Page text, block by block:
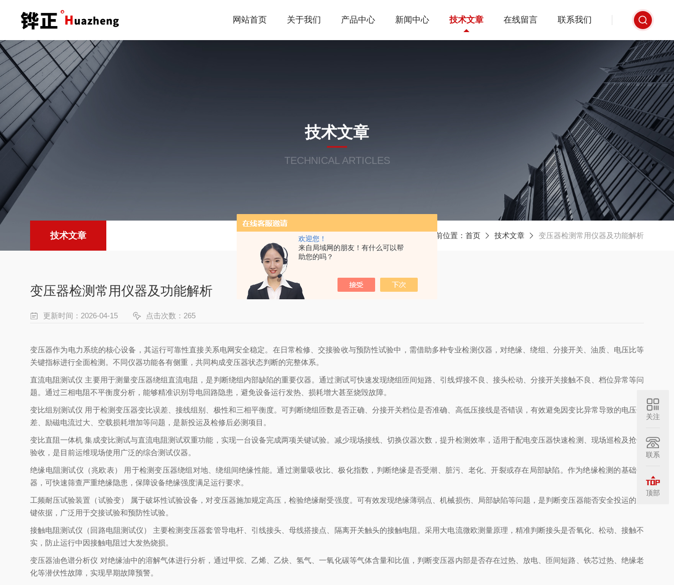
欢迎您！
来自局域网的朋友！有什么可以帮
助您的吗？
网站首页 关于我们 产品中心 新闻中心 技术文章 在线留言 联系我们
技术文章
TECHNICAL ARTICLES
技术文章 当前位置： 首页 技术文章 变压器检测常用仪器及功能解析
变压器检测常用仪器及功能解析
更新时间：2026-04-15 点击次数：265
变压器作为电力系统的核心设备，其运行可靠性直接关系电网安全稳定。在日常检修、交接验收与预防性试验中，需借助多种专业检测仪器，对绝缘、绕组、分接开关、油质、电压比等
关键指标进行全面检测。不同仪器功能各有侧重，共同构成变压器状态判断的完整体系。
直流电阻测试仪 主要用于测量变压器绕组直流电阻，是判断绕组内部缺陷的重要仪器。通过测试可快速发现绕组匝间短路、引线焊接不良、接头松动、分接开关接触不良、档位异常等问
题。通过三相电阻不平衡度分析，能够精准识别导电回路隐患，避免设备运行发热、损耗增大甚至烧毁故障。
变比组别测试仪 用于检测变压器变比误差、接线组别、极性和三相平衡度。可判断绕组匝数是否正确、分接开关档位是否准确、高低压接线是否错误，有效避免因变比异常导致的电压偏
差、励磁电流过大、空载损耗增加等问题，是新投运及检修后必测项目。
变比直阻一体机 集成变比测试与直流电阻测试双重功能，实现一台设备完成两项关键试验。减少现场接线、切换仪器次数，提升检测效率，适用于配电变压器快速检测、现场巡检及抢修
验收，是目前运维现场使用广泛的综合测试仪器。
绝缘电阻测试仪（兆欧表） 用于检测变压器绕组对地、绕组间绝缘性能。通过测量吸收比、极化指数，判断绝缘是否受潮、脏污、老化、开裂或存在局部缺陷。作为绝缘检测的基础仪
器，可快速筛查严重绝缘隐患，保障设备绝缘强度满足运行要求。
工频耐压试验装置（试验变） 属于破坏性试验设备，对变压器施加规定高压，检验绝缘耐受强度。可有效发现绝缘薄弱点、机械损伤、局部缺陷等问题，是判断变压器能否安全投运的关
键依据，广泛用于交接试验和预防性试验。
接触电阻测试仪（回路电阻测试仪） 主要检测变压器套管导电杆、引线接头、母线搭接点、隔离开关触头的接触电阻。采用大电流微欧测量原理，精准判断接头是否氧化、松动、接触不
实，防止运行中因接触电阻过大发热烧损。
变压器油色谱分析仪 对绝缘油中的溶解气体进行分析，通过甲烷、乙烯、乙炔、氢气、一氧化碳等气体含量和比值，判断变压器内部是否存在过热、放电、匝间短路、铁芯过热、绝缘老
化等潜伏性故障，实现早期故障预警。
关注
联系
顶部